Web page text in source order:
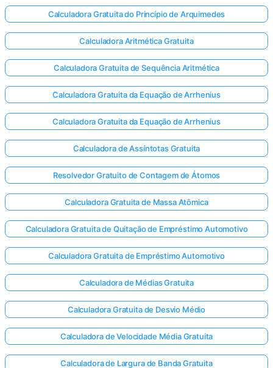
Calculadora Gratuita do Princípio de Arquimedes
Calculadora Aritmética Gratuita
Calculadora Gratuita de Sequência Aritmética
Calculadora Gratuita da Equação de Arrhenius
Calculadora Gratuita da Equação de Arrhenius
Calculadora de Assíntotas Gratuita
Resolvedor Gratuito de Contagem de Átomos
Calculadora Gratuita de Massa Atômica
Calculadora Gratuita de Quitação de Empréstimo Automotivo
Calculadora Gratuita de Empréstimo Automotivo
Calculadora de Médias Gratuita
Calculadora Gratuita de Desvio Médio
Calculadora de Velocidade Média Gratuita
Calculadora de Largura de Banda Gratuita